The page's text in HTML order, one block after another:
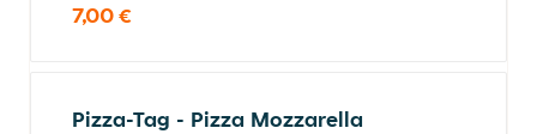
7,00 €
Pizza-Tag - Pizza Mozzarella